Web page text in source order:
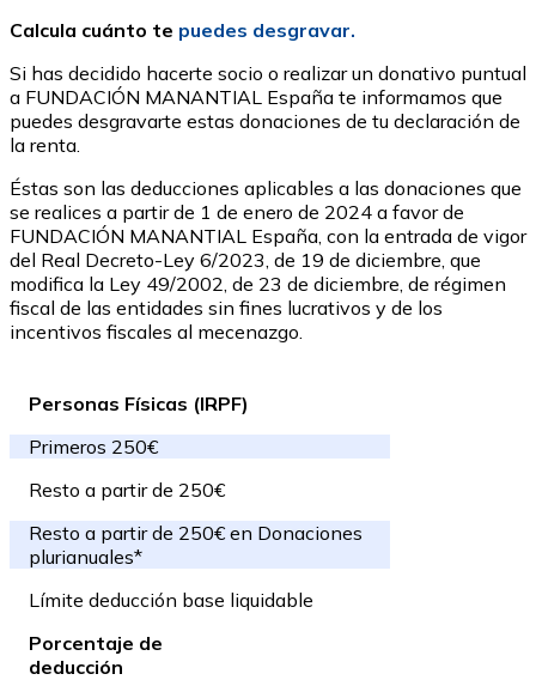
Calcula cuánto te puedes desgravar.
Si has decidido hacerte socio o realizar un donativo puntual
a FUNDACIÓN MANANTIAL España te informamos que
puedes desgravarte estas donaciones de tu declaración de
la renta.
Éstas son las deducciones aplicables a las donaciones que
se realices a partir de 1 de enero de 2024 a favor de
FUNDACIÓN MANANTIAL España, con la entrada de vigor
del Real Decreto-Ley 6/2023, de 19 de diciembre, que
modifica la Ley 49/2002, de 23 de diciembre, de régimen
fiscal de las entidades sin fines lucrativos y de los
incentivos fiscales al mecenazgo.
Personas Físicas (IRPF)
Primeros 250€
Resto a partir de 250€
Resto a partir de 250€ en Donaciones
plurianuales*
Límite deducción base liquidable
Porcentaje de
deducción